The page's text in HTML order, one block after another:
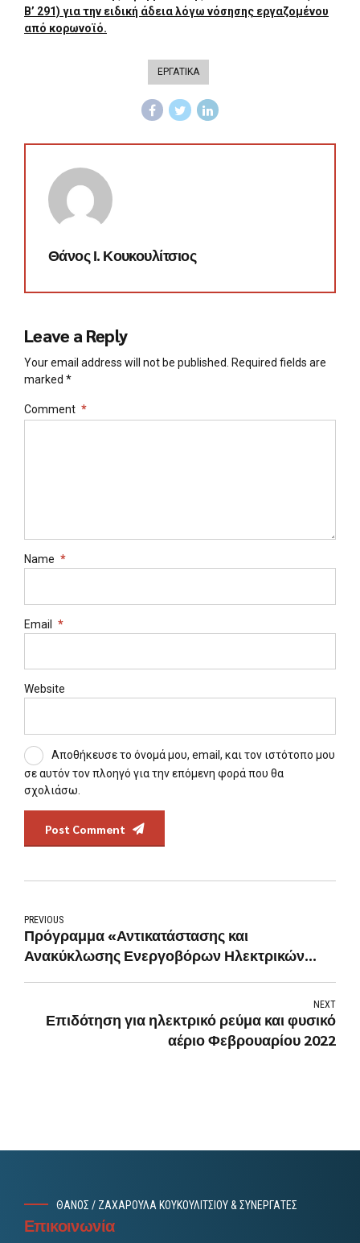
Β’ 291) για την ειδική άδεια λόγω νόσησης εργαζομένου
από κορωνοϊό.
ΕΡΓΑΤΙΚΑ
Θάνος Ι. Κουκουλίτσιος
Leave a Reply
Your email address will not be published. Required fields are
marked *
Comment *
Name *
Email *
Website
Αποθήκευσε το όνομά μου, email, και τον ιστότοπο μου
σε αυτόν τον πλοηγό για την επόμενη φορά που θα
σχολιάσω.
Post Comment
PREVIOUS
Πρόγραμμα «Αντικατάστασης και
Ανακύκλωσης Ενεργοβόρων Ηλεκτρικών
NEXT
Επιδότηση για ηλεκτρικό ρεύμα και φυσικό
αέριο Φεβρουαρίου 2022
ΘΑΝΟΣ / ΖΑΧΑΡΟΥΛΑ ΚΟΥΚΟΥΛΙΤΣΙΟΥ & ΣΥΝΕΡΓΑΤΕΣ
Επικοινωνία